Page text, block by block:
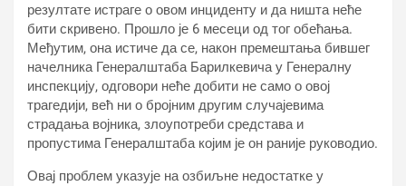
резултате истраге о овом инциденту и да ништа неће
бити скривено. Прошло је 6 месеци од тог обећања.
Међутим, она истиче да се, након премештања бившег
начелника Генералштаба Барилкевича у Генералну
инспекцију, одговори неће добити не само о овој
трагедији, већ ни о бројним другим случајевима
страдања војника, злоупотреби средстава и
пропустима Генералштаба којим је он раније руководио.
Овај проблем указује на озбиљне недостатке у